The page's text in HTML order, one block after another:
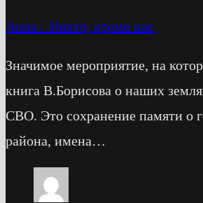
Анна - Никто, кроме нас
Значимое мероприятие, на
книга В.Борисова о наших
СВО. Это сохранение памяти о
района, имена…